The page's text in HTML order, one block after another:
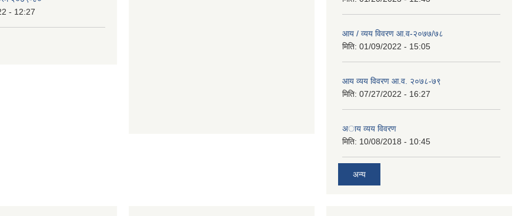
- 12:27
आय / व्यय विवरण आ.व-२०७७/७८
मिति: 01/09/2022 - 15:05
आय व्यय विवरण आ.व. २०७८-७९
मिति: 07/27/2022 - 16:27
अाय व्यय विवरण
मिति: 10/08/2018 - 10:45
अन्य